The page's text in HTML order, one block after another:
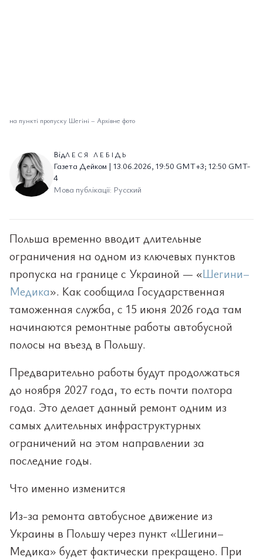
на пункті пропуску Шегіні – Архівне фото
ВідЛЕСЯ ЛЕБІДЬ
Газета Дейком | 13.06.2026, 19:50 GMT+3; 12:50 GMT-
4
Мова публікації: Русский
Польша временно вводит длительные
ограничения на одном из ключевых пунктов
пропуска на границе с Украиной — «Шегини–
Медика». Как сообщила Государственная
таможенная служба, с 15 июня 2026 года там
начинаются ремонтные работы автобусной
полосы на въезд в Польшу.
Предварительно работы будут продолжаться
до ноября 2027 года, то есть почти полтора
года. Это делает данный ремонт одним из
самых длительных инфраструктурных
ограничений на этом направлении за
последние годы.
Что именно изменится
Из-за ремонта автобусное движение из
Украины в Польшу через пункт «Шегини–
Медика» будет фактически прекращено. При